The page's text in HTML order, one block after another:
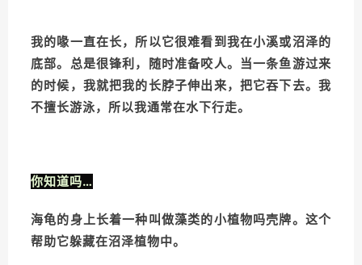
我的喙一直在长，所以它很难看到我在小溪或沼泽的
底部。总是很锋利，随时准备咬人。当一条鱼游过来
的时候，我就把我的长脖子伸出来，把它吞下去。我
不擅长游泳，所以我通常在水下行走。
你知道吗…
海龟的身上长着一种叫做藻类的小植物吗壳牌。这个
帮助它躲藏在沼泽植物中。